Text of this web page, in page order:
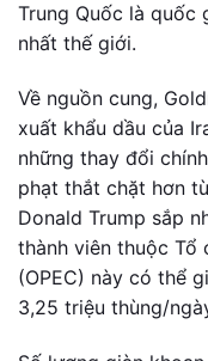
Trung Quốc là quốc
nhất thế giới.
Về nguồn cung,
xuất khẩu dầu của
những thay đổi
phạt thắt chặt hơn
Donald Trump sắp
thành viên thuộc Tổ
(OPEC) này có thể
3,25 triệu thùng/